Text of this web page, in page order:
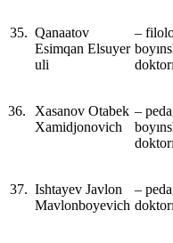
35. Qanaatov
Esimqan Elsuyer
uli
‒
36.
Xasanov Otabek
Xamidjonovich
‒
37. Ishtayev Javlon
Mavlonboyevich
‒